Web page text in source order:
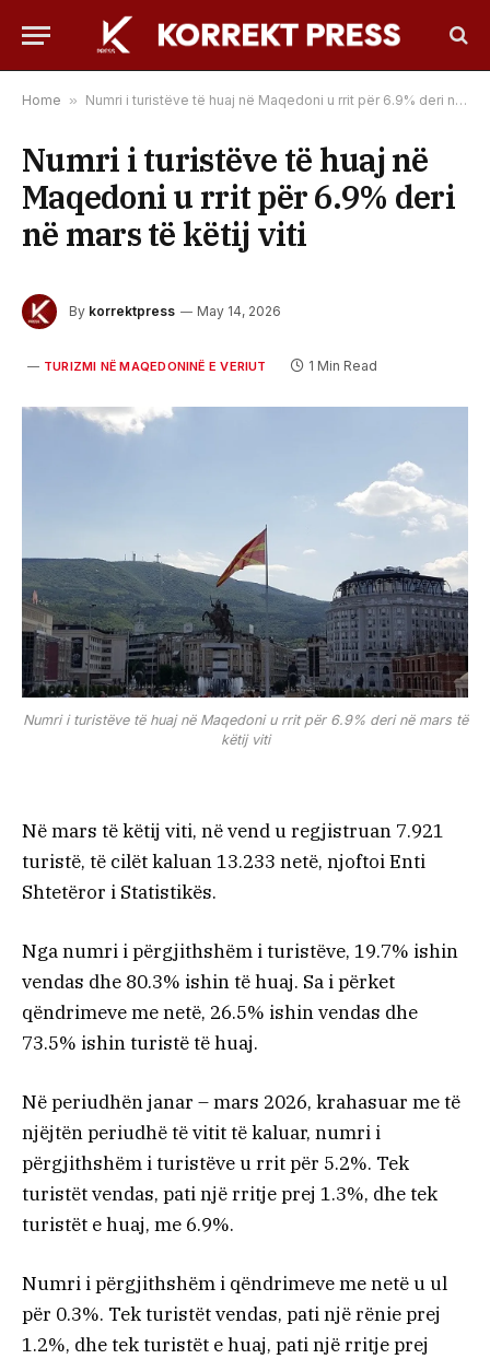
Home » Numri i turistëve të huaj në Maqedoni u rrit për 6.9% deri në mars të këtij viti
Numri i turistëve të huaj në
Maqedoni u rrit për 6.9% deri
në mars të këtij viti
By korrektpress May 14, 2026
TURIZMI NË MAQEDONINË E VERIUT 1 Min Read
Numri i turistëve të huaj në Maqedoni u rrit për 6.9% deri në mars të
këtij viti
Në mars të këtij viti, në vend u regjistruan 7.921
turistë, të cilët kaluan 13.233 netë, njoftoi Enti
Shtetëror i Statistikës.
Nga numri i përgjithshëm i turistëve, 19.7% ishin
vendas dhe 80.3% ishin të huaj. Sa i përket
qëndrimeve me netë, 26.5% ishin vendas dhe
73.5% ishin turistë të huaj.
Në periudhën janar – mars 2026, krahasuar me të
njëjtën periudhë të vitit të kaluar, numri i
përgjithshëm i turistëve u rrit për 5.2%. Tek
turistët vendas, pati një rritje prej 1.3%, dhe tek
turistët e huaj, me 6.9%.
Numri i përgjithshëm i qëndrimeve me netë u ul
për 0.3%. Tek turistët vendas, pati një rënie prej
1.2%, dhe tek turistët e huaj, pati një rritje prej